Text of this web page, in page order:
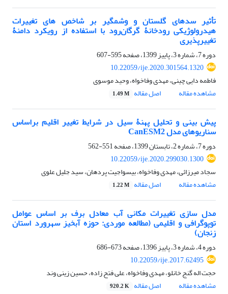
تأثیر سدهای گلستان و وشمگیر بر شاخص‏ های تغییرات
هیدرولوژیکی رودخانۀ گرگان‌رود با استفاده از رویکرد دامنۀ
تغییرپذیری
دوره 7، شماره 3، پاییز 1399، صفحه
595-607
10.22059/ije.2020.301564.1320
فاطمه دایی چینی، مهدی وفاخواه، وحید موسوی
مشاهده مقاله
اصل مقاله 1.49 M
پیش ‏بینی و تحلیل پهنۀ سیل در شرایط تغییر اقلیم براساس
سناریوهای مدل CanESM2
دوره 7، شماره 2، تابستان 1399، صفحه
551-562
10.22059/ije.2020.299030.1300
سجاد میرزائی، مهدی وفاخواه، بیسواجیت پردهان، سید جلیل علوی
مشاهده مقاله
اصل مقاله 1.22 M
مدل سازی تغییرات مکانی آب معادل برف بر اساس عوامل
توپوگرافی و اقلیمی (مطالعه موردی: حوزه آبخیز سهرورد استان
زنجان)
دوره 4، شماره 3، پاییز 1396، صفحه
673-686
10.22059/ije.2017.62495
حجت اله گنج خانلو، مهدی وفاخواه، علی فتح زاده، حسین زینی وند
مشاهده مقاله
اصل مقاله 920.2 K